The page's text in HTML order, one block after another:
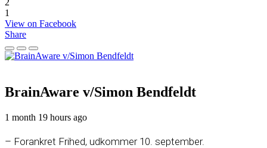
1
View on Facebook
Share
BrainAware v/Simon Bendfeldt
1 month 19 hours ago
– Forankret Frihed, udkommer 10. september.